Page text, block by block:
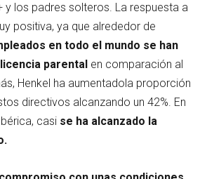
y los padres solteros. La respuesta a
positiva, ya que alrededor de
en todo el mundo se han
parental en comparación al
Henkel ha aumentadola proporción
directivos alcanzando un 42%. En
casi se ha alcanzado la